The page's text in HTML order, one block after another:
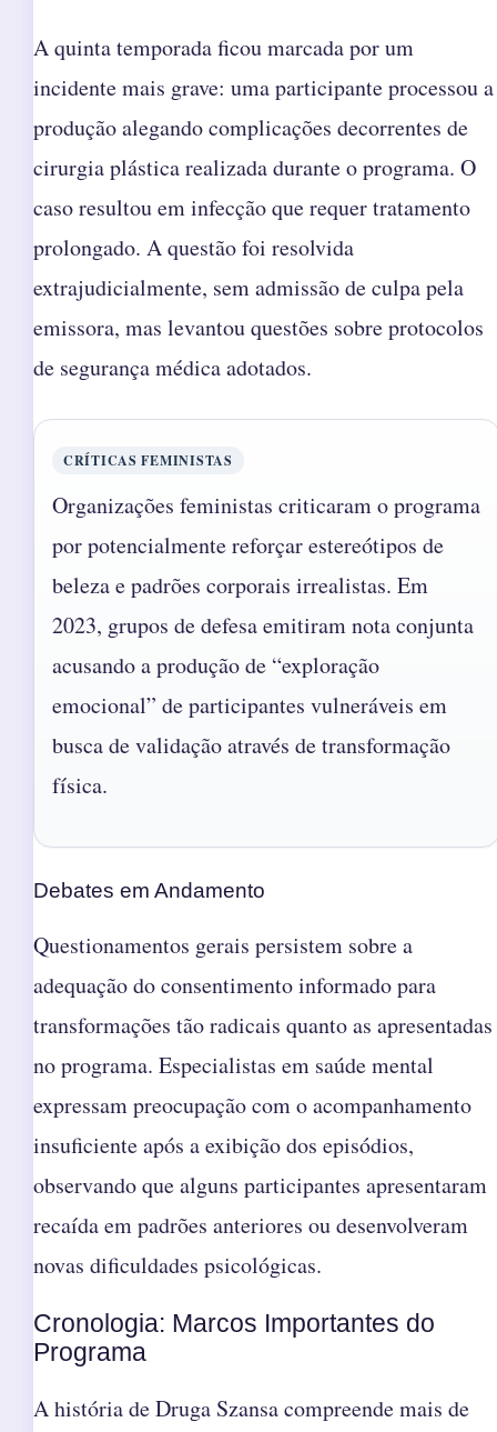
A quinta temporada ficou marcada por um
incidente mais grave: uma participante processou a
produção alegando complicações decorrentes de
cirurgia plástica realizada durante o programa. O
caso resultou em infecção que requer tratamento
prolongado. A questão foi resolvida
extrajudicialmente, sem admissão de culpa pela
emissora, mas levantou questões sobre protocolos
de segurança médica adotados.
CRÍTICAS FEMINISTAS
Organizações feministas criticaram o programa
por potencialmente reforçar estereótipos de
beleza e padrões corporais irrealistas. Em
2023, grupos de defesa emitiram nota conjunta
acusando a produção de “exploração
emocional” de participantes vulneráveis em
busca de validação através de transformação
física.
Debates em Andamento
Questionamentos gerais persistem sobre a
adequação do consentimento informado para
transformações tão radicais quanto as apresentadas
no programa. Especialistas em saúde mental
expressam preocupação com o acompanhamento
insuficiente após a exibição dos episódios,
observando que alguns participantes apresentaram
recaída em padrões anteriores ou desenvolveram
novas dificuldades psicológicas.
Cronologia: Marcos Importantes do
Programa
A história de Druga Szansa compreende mais de